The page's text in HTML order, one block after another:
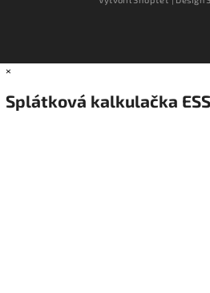
×
Splátková kalkulačka